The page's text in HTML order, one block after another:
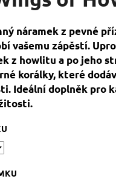
náramek z pevné
vašemu zápěstí.
z howlitu a po jeho
korálky, které
Ideální doplněk pro